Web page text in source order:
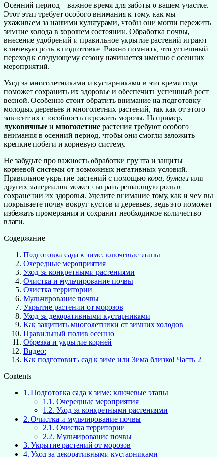
Осенний период – важное время для заботы о вашем участке.
Этот этап требует особого внимания к тому, как мы
ухаживаем за нашими культурами, чтобы они могли пережить
зимние холода в хорошем состоянии. Обработка почвы,
внесение удобрений и правильное укрытие растений играют
ключевую роль в подготовке. Важно помнить, что успешный
переход к следующему сезону начинается именно с осенних
мероприятий.
Уход за многолетниками и кустарниками в это время года
поможет сохранить их здоровье и обеспечить успешный рост
весной. Особенно стоит обратить внимание на подготовку
молодых деревьев и многолетних растений, так как от этого
зависит их способность пережить морозы. Например,
луковичные и многолетние растения требуют особого
внимания в осенний период, чтобы они смогли заложить
крепкие побеги и корневую систему.
Не забудьте про важность обработки грунта и защиты
корневой системы от возможных негативных условий.
Правильное укрытие растений с помощью кора, бумаги или
других материалов может сыграть решающую роль в
сохранении их здоровья. Уделите внимание тому, как и чем вы
покрываете почву вокруг кустов и деревьев, ведь это поможет
избежать промерзания и сохранит необходимое количество
влаги.
Содержание
Подготовка сада к зиме: ключевые этапы
Очередные мероприятия
Уход за конкретными растениями
Очистка и мульчирование почвы
Очистка территории
Мульчирование почвы
Укрытие растений от морозов
Уход за декоративными кустарниками
Как защитить многолетники от зимних холодов
Правильный полив осенью
Обрезка и укрытие корней
Видео:
Как подготовить сад к зиме или Зима близко! Часть 2
Contents
1. Подготовка сада к зиме: ключевые этапы
1.1. Очередные мероприятия
1.2. Уход за конкретными растениями
2. Очистка и мульчирование почвы
2.1. Очистка территории
2.2. Мульчирование почвы
3. Укрытие растений от морозов
4. Уход за декоративными кустарниками